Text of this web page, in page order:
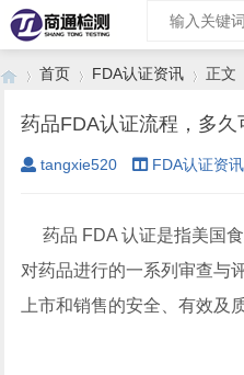
›
首页
›
FDA认证资讯
›
正文
药品FDA认证流程，多久
tangxie520 FDA认证资讯
药品 FDA 认证是指美国食
对药品进行的一系列审查与
上市和销售的安全、有效及